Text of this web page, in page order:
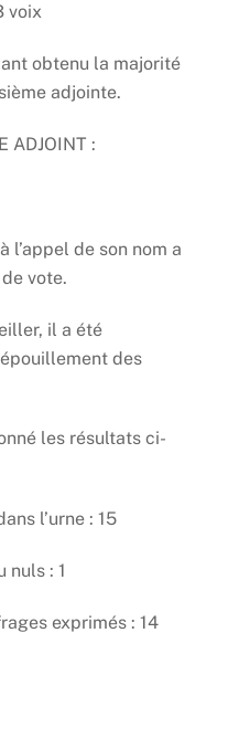
voix
obtenu la majorité
adjointe.
ADJOINT :
l’appel de son nom a
vote.
il a été
des
les résultats ci-
l’urne : 15
nuls : 1
exprimés : 14